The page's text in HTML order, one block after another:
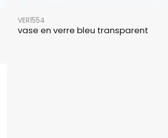
VER1554
vase en verre bleu transparent